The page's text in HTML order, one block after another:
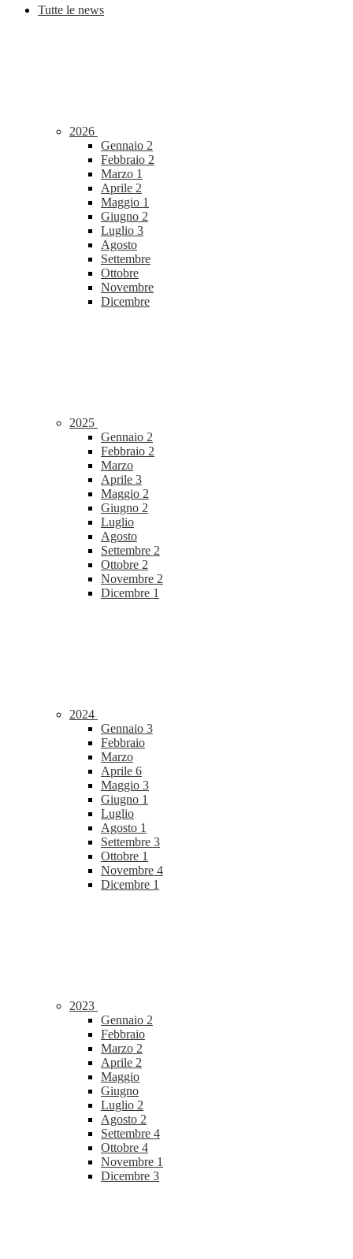
Tutte le news
2026
Gennaio 2
Febbraio 2
Marzo 1
Aprile 2
Maggio 1
Giugno 2
Luglio 3
Agosto
Settembre
Ottobre
Novembre
Dicembre
2025
Gennaio 2
Febbraio 2
Marzo
Aprile 3
Maggio 2
Giugno 2
Luglio
Agosto
Settembre 2
Ottobre 2
Novembre 2
Dicembre 1
2024
Gennaio 3
Febbraio
Marzo
Aprile 6
Maggio 3
Giugno 1
Luglio
Agosto 1
Settembre 3
Ottobre 1
Novembre 4
Dicembre 1
2023
Gennaio 2
Febbraio
Marzo 2
Aprile 2
Maggio
Giugno
Luglio 2
Agosto 2
Settembre 4
Ottobre 4
Novembre 1
Dicembre 3